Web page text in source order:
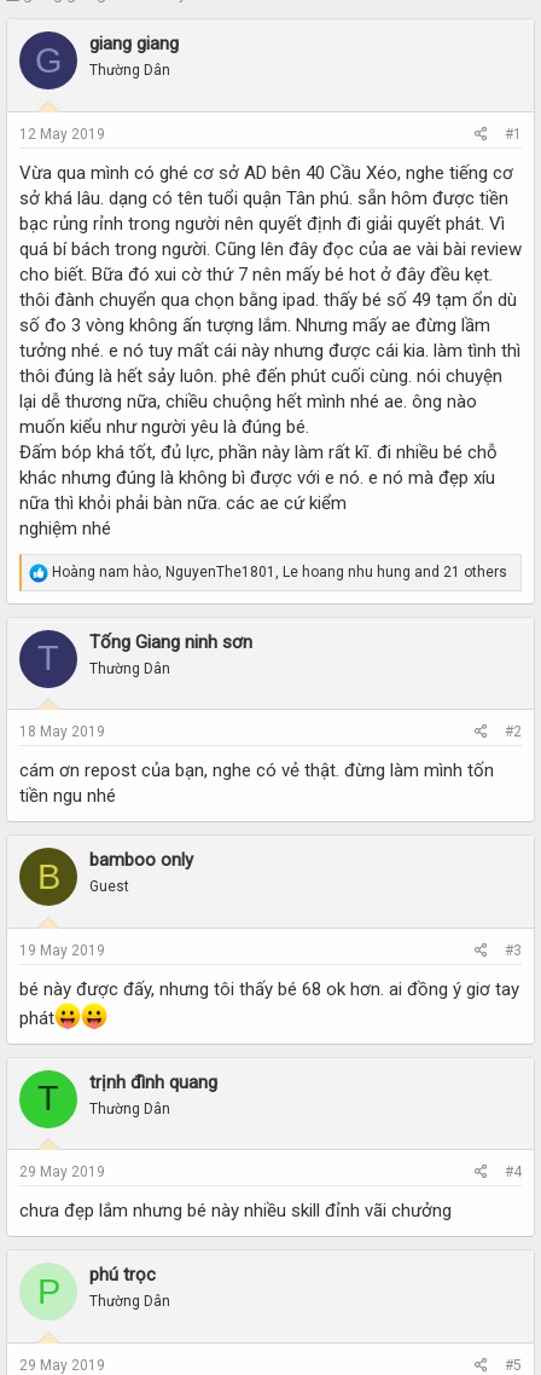
a
t
a
t
e
r
a
r
t
e
G giang giang
Thường Dân
12 May 2019 #1
Vừa qua mình có ghé cơ sở AD bên 40 Cầu Xéo, nghe tiếng cơ
sở khá lâu. dạng có tên tuổi quận Tân phú. sẵn hôm được tiền
bạc rủng rỉnh trong người nên quyết định đi giải quyết phát. Vì
quá bí bách trong người. Cũng lên đây đọc của ae vài bài review
cho biết. Bữa đó xui cờ thứ 7 nên mấy bé hot ở đây đều kẹt.
thôi đành chuyển qua chọn bằng ipad. thấy bé số 49 tạm ổn dù
số đo 3 vòng không ấn tượng lắm. Nhưng mấy ae đừng lầm
tưởng nhé. e nó tuy mất cái này nhưng được cái kia. làm tình thì
thôi đúng là hết sảy luôn. phê đến phút cuối cùng. nói chuyện
lại dễ thương nữa, chiều chuộng hết mình nhé ae. ông nào
muốn kiểu như người yêu là đúng bé.
Đấm bóp khá tốt, đủ lực, phần này làm rất kĩ. đi nhiều bé chỗ
khác nhưng đúng là không bì được với e nó. e nó mà đẹp xíu
nữa thì khỏi phải bàn nữa. các ae cứ kiểm
nghiệm nhé
R
e
a
c
t
o
n
s
Hoàng nam hào NguyenThe1801 Le hoang nhu hung and 21 others
T Tống Giang ninh sơn
Thường Dân
18 May 2019 #2
cám ơn repost của bạn, nghe có vẻ thật. đừng làm mình tốn
tiền ngu nhé
B bamboo only
Guest
19 May 2019 #3
bé này được đấy, nhưng tôi thấy bé 68 ok hơn. ai đồng ý giơ tay
phát
T trịnh đình quang
Thường Dân
29 May 2019 #4
chưa đẹp lắm nhưng bé này nhiều skill đỉnh vãi chưởng
P phú trọc
Thường Dân
29 May 2019 #5